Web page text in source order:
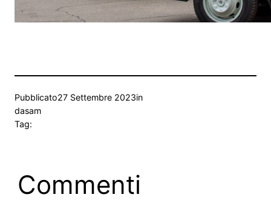
Pubblicato27 Settembre 2023in
dasam
Tag:
Commenti